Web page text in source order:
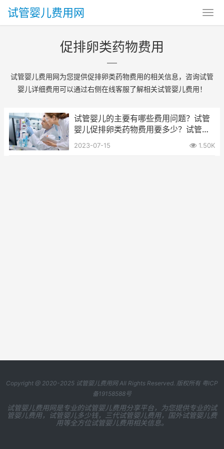
试管婴儿费用网
促排卵类药物费用
试管婴儿费用网为您提供促排卵类药物费用的相关信息，咨询试管
婴儿详细费用可以通过右侧在线客服了解相关试管婴儿费用！
试管婴儿的主要有哪些费用问题？试管
婴儿促排卵类药物费用要多少？试管婴
儿促排卵药物治疗贵吗？
2023-07-15 1.50K
Copyright @ 2020-2025 试管婴儿费用网All Rights Reserved. 版权所有 粤ICP
备19158588号
试管婴儿费用网是专业的试管婴儿费用分享平台，为您提供专业的试
管婴儿费用，试管婴儿多少钱，三代试管婴儿费用，国外试管婴儿费
用等全方位试管婴儿费用相关信息。